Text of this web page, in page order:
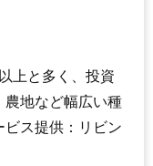
上と多く、投資
農地など幅広い種
ス提供：リビン